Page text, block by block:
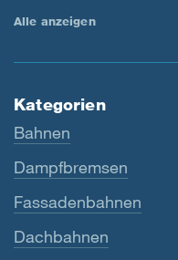
Alle anzeigen
Kategorien
Bahnen
Dampfbremsen
Fassadenbahnen
Dachbahnen